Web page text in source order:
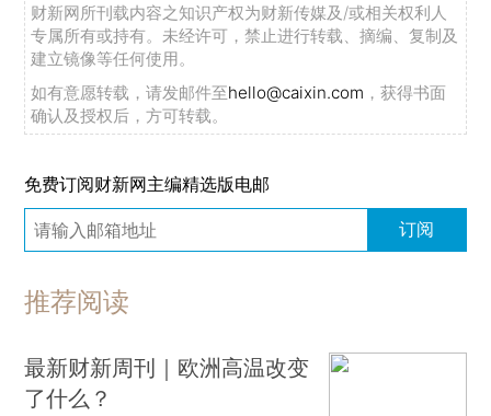
财新网所刊载内容之知识产权为财新传媒及/或相关权利人
专属所有或持有。未经许可，禁止进行转载、摘编、复制及
建立镜像等任何使用。
如有意愿转载，请发邮件至hello@caixin.com ，获得书面
确认及授权后，方可转载。
免费订阅财新网主编精选版电邮
订阅
推荐阅读
最新财新周刊｜欧洲高温改变
了什么？